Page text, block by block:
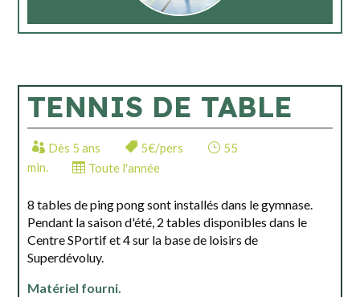
TENNIS DE TABLE
Dès 5 ans 5€/pers
55
min.
Toute l'année
8 tables de ping pong sont installés dans le gymnase.
Pendant la saison d'été, 2 tables disponibles dans le
Centre SPortif et 4 sur la base de loisirs de
Superdévoluy.
Matériel fourni.